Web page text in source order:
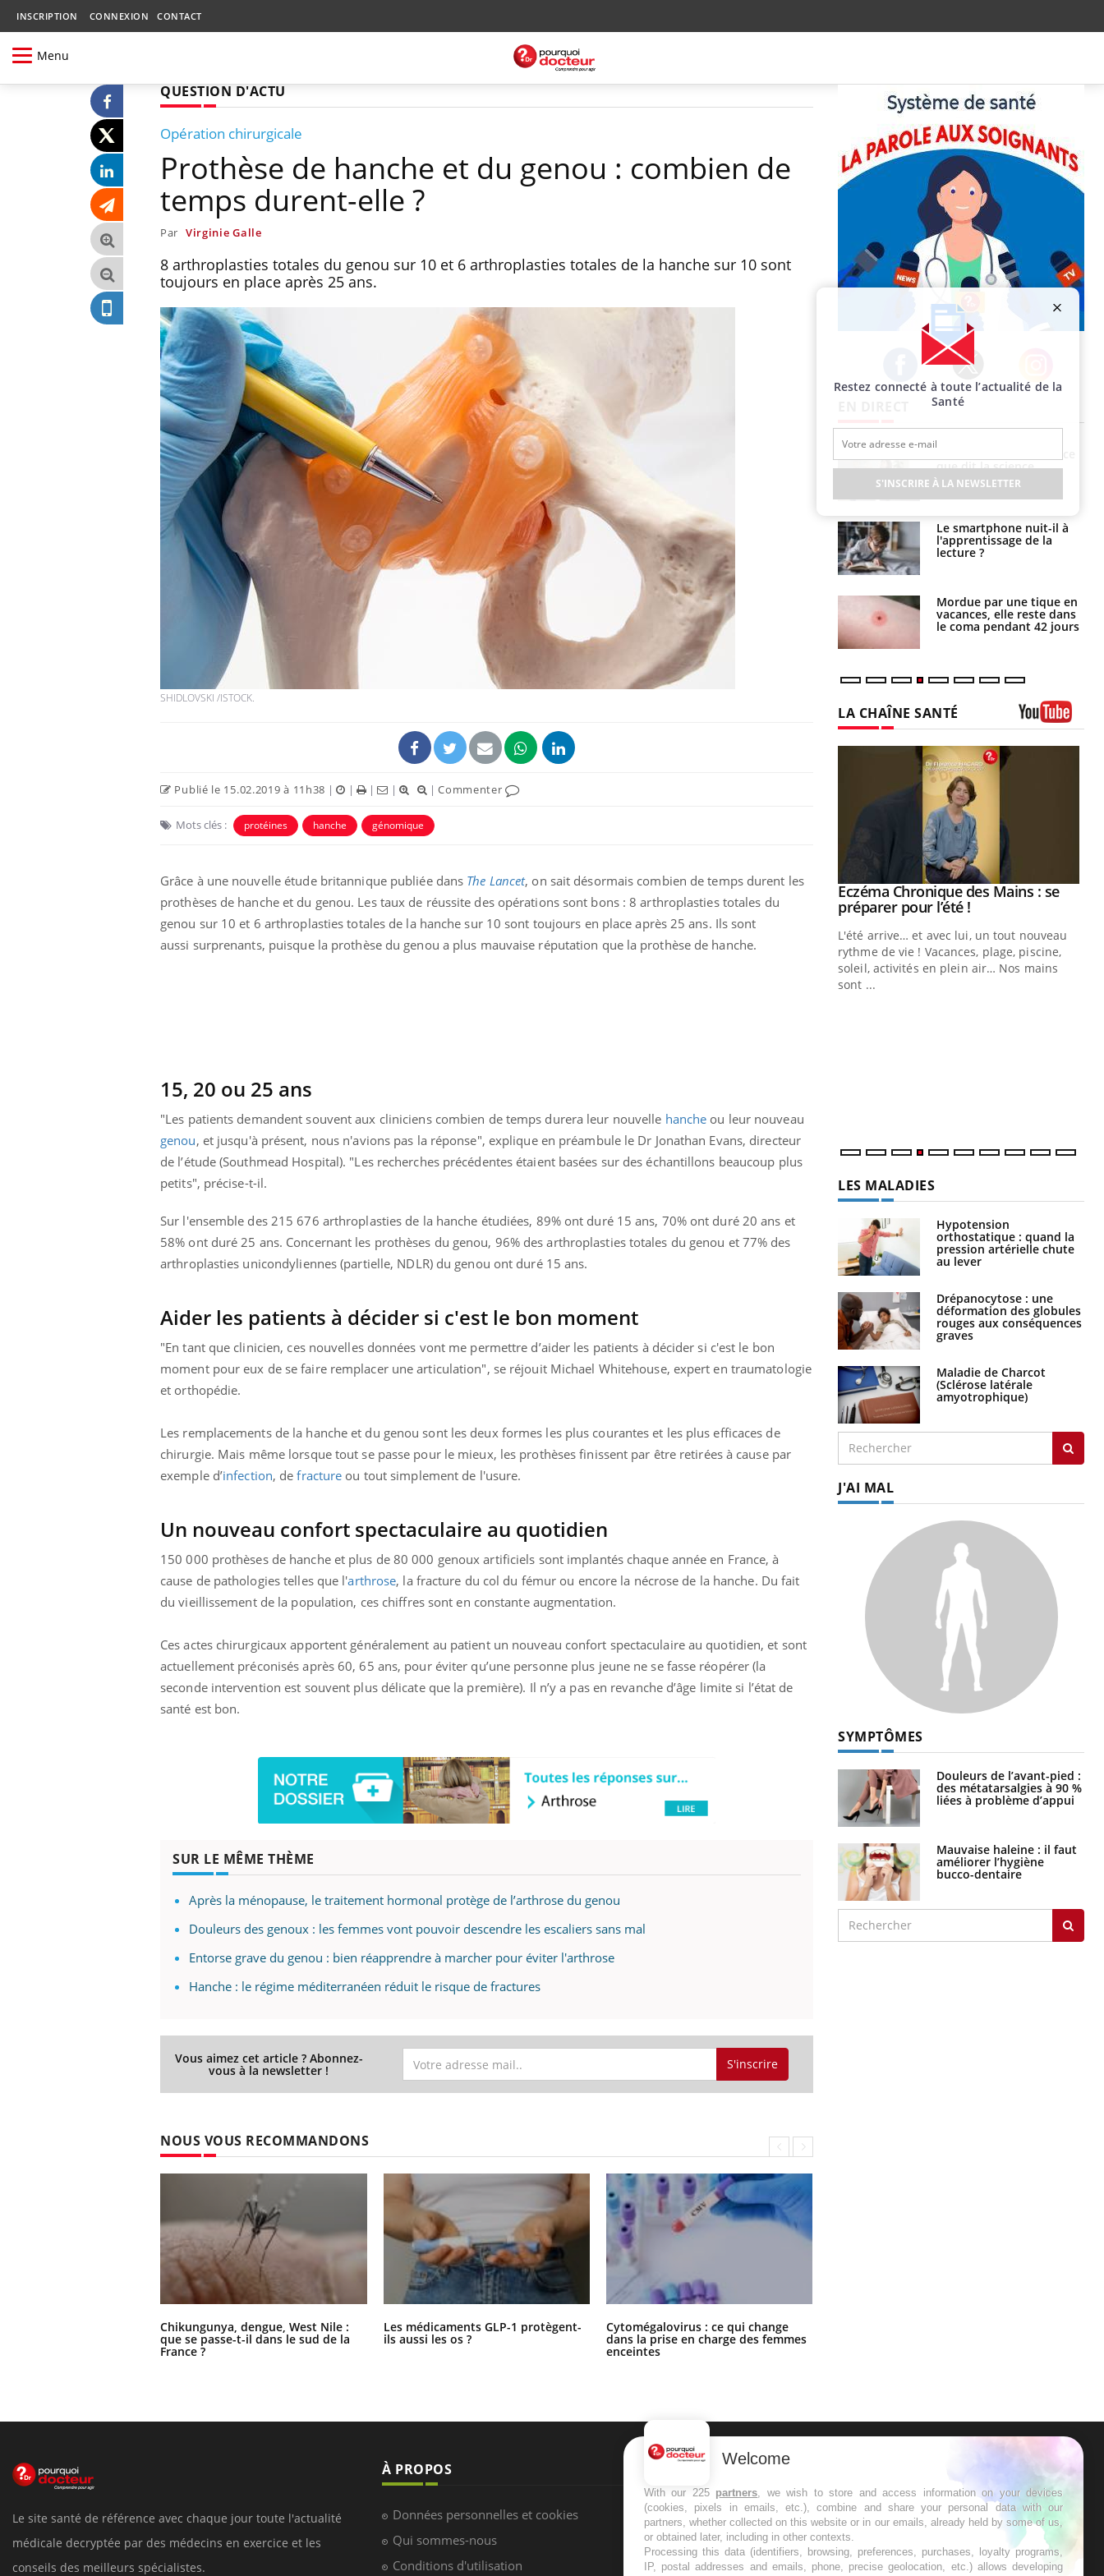
INSCRIPTION CONNEXION CONTACT
Menu
QUESTION D'ACTU
Opération chirurgicale
Prothèse de hanche et du genou : combien de
temps durent-elle ?
Par Virginie Galle
8 arthroplasties totales du genou sur 10 et 6 arthroplasties totales de la hanche sur 10 sont
toujours en place après 25 ans.
SHIDLOVSKI /ISTOCK.
Publié le 15.02.2019 à 11h38 | | | | |Commenter
Mots clés : protéines hanche génomique
Grâce à une nouvelle étude britannique publiée dans The Lancet, on sait désormais combien de temps durent les
prothèses de hanche et du genou. Les taux de réussite des opérations sont bons : 8 arthroplasties totales du
genou sur 10 et 6 arthroplasties totales de la hanche sur 10 sont toujours en place après 25 ans. Ils sont
aussi surprenants, puisque la prothèse du genou a plus mauvaise réputation que la prothèse de hanche.
15, 20 ou 25 ans
"Les patients demandent souvent aux cliniciens combien de temps durera leur nouvelle hanche ou leur nouveau
genou, et jusqu'à présent, nous n'avions pas la réponse", explique en préambule le Dr Jonathan Evans, directeur
de l’étude (Southmead Hospital). "Les recherches précédentes étaient basées sur des échantillons beaucoup plus
petits", précise-t-il.
Sur l'ensemble des 215 676 arthroplasties de la hanche étudiées, 89% ont duré 15 ans, 70% ont duré 20 ans et
58% ont duré 25 ans. Concernant les prothèses du genou, 96% des arthroplasties totales du genou et 77% des
arthroplasties unicondyliennes (partielle, NDLR) du genou ont duré 15 ans.
Aider les patients à décider si c'est le bon moment
"En tant que clinicien, ces nouvelles données vont me permettre d’aider les patients à décider si c'est le bon
moment pour eux de se faire remplacer une articulation", se réjouit Michael Whitehouse, expert en traumatologie
et orthopédie.
Les remplacements de la hanche et du genou sont les deux formes les plus courantes et les plus efficaces de
chirurgie. Mais même lorsque tout se passe pour le mieux, les prothèses finissent par être retirées à cause par
exemple d’infection, defracture ou tout simplement de l'usure.
Un nouveau confort spectaculaire au quotidien
150 000 prothèses de hanche et plus de 80 000 genoux artificiels sont implantés chaque année en France, à
cause de pathologies telles que l'arthrose, la fracture du col du fémur ou encore la nécrose de la hanche. Du fait
du vieillissement de la population, ces chiffres sont en constante augmentation.
Ces actes chirurgicaux apportent généralement au patient un nouveau confort spectaculaire au quotidien, et sont
actuellement préconisés après 60, 65 ans, pour éviter qu’une personne plus jeune ne se fasse réopérer (la
seconde intervention est souvent plus délicate que la première). Il n’y a pas en revanche d’âge limite si l’état de
santé est bon.
SUR LE MÊME THÈME
Après la ménopause, le traitement hormonal protège de l’arthrose du genou
Douleurs des genoux : les femmes vont pouvoir descendre les escaliers sans mal
Entorse grave du genou : bien réapprendre à marcher pour éviter l'arthrose
Hanche : le régime méditerranéen réduit le risque de fractures
Vous aimez cet article ? Abonnez-
vous à la newsletter ! S'inscrire
NOUS VOUS RECOMMANDONS
Chikungunya, dengue, West Nile :
que se passe-t-il dans le sud de la
France ?
Les médicaments GLP-1 protègent-
ils aussi les os ?
Cytomégalovirus : ce qui change
dans la prise en charge des femmes
enceintes
Facebook Twitter Instagram
Chikungunya, dengue,
West Nile : que se passe-
t-il dans le sud de la
France ?
Les médicaments GLP-1
protègent-ils aussi les os
?
Cytomégalovirus : ce qui
change dans la prise en
charge des femmes
enceintes
La sieste empêche-t-elle
de dormir la nuit ?
VIH : la fin du comprimé
tous les jours se profile-t-
elle enfin ?
Pourquoi votre ventre
gâche-t-il les premiers
jours de vos vacances ?
Le Viagra pourrait-il
freiner la propagation du
cancer ?
Pourquoi manger moins
de protéines pourrait
finalement être bénéfique
que dit la science
Le smartphone nuit-il à
l'apprentissage de la
lecture ?
Mordue par une tique en
vacances, elle reste dans
le coma pendant 42 jours
LA CHAÎNE SANTÉ
Eczéma Chronique des Mains :
expliquer ma maladieYoutube
Il y a des sujets qui sont faciles à aborder...
d'autres non ! D'un côté, poser des
Youtube
Carence en fer : comprendre pour
prévenirYoutube
Fatigue, irritabilité, brouillard mental ou
même alopécie… Les symptômes de la
Insuline & Charge mentale : et si on
osait en parler??Youtube
En 2026, l'insuline dans le diabète de type 2
reste entourée d'idées reçues chez les
Youtube
Eczéma Chronique des Mains : se
préparer pour l’été !Youtube
L'été arrive… et avec lui, un tout nouveau
rythme de vie ! Vacances, plage, piscine,
soleil, activités en plein air… Nos mains
sont ...
LES MALADIES
Hypotension
orthostatique : quand la
pression artérielle chute
au lever
Drépanocytose : une
déformation des globules
rouges aux conséquences
graves
Maladie de Charcot
(Sclérose latérale
amyotrophique)
J'AI MAL
SYMPTÔMES
Douleurs de l’avant-pied :
des métatarsalgies à 90 %
liées à problème d’appui
Mauvaise haleine : il faut
améliorer l’hygiène
bucco-dentaire
Restez connecté à toute l’actualité de la
Santé
S'INSCRIRE À LA NEWSLETTER
Le site santé de référence avec chaque jour toute l'actualité
médicale decryptée par des médecins en exercice et les
conseils des meilleurs spécialistes.
À PROPOS
Données personnelles et cookies
Qui sommes-nous
Conditions d'utilisation
NEWSLETTER
Recevez toutes les semaines les meilleures
infos santé
Welcome
With our 225 partners, we wish to store and access information on your devices
(cookies, pixels in emails, etc.), combine and share your personal data with our
partners, whether collected on this website or in our emails, already held by some of us,
or obtained later, including in other contexts.
Processing this data (identifiers, browsing, preferences, purchases, loyalty programs,
IP, postal addresses and emails, phone, precise geolocation, etc.) allows developing